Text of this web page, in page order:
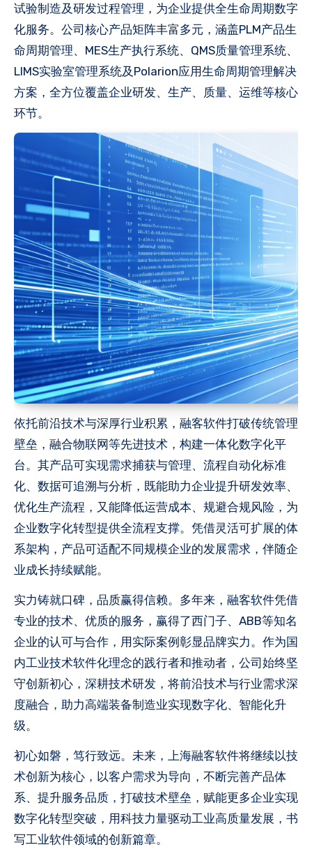
试验制造及研发过程管理，为企业提供全生命周期数字
化服务。公司核心产品矩阵丰富多元，涵盖PLM产品生
命周期管理、MES生产执行系统、QMS质量管理系统、
LIMS实验室管理系统及Polarion应用生命周期管理解决
方案，全方位覆盖企业研发、生产、质量、运维等核心
环节。
依托前沿技术与深厚行业积累，融客软件打破传统管理
壁垒，融合物联网等先进技术，构建一体化数字化平
台。其产品可实现需求捕获与管理、流程自动化标准
化、数据可追溯与分析，既能助力企业提升研发效率、
优化生产流程，又能降低运营成本、规避合规风险，为
企业数字化转型提供全流程支撑。凭借灵活可扩展的体
系架构，产品可适配不同规模企业的发展需求，伴随企
业成长持续赋能。
实力铸就口碑，品质赢得信赖。多年来，融客软件凭借
专业的技术、优质的服务，赢得了西门子、ABB等知名
企业的认可与合作，用实际案例彰显品牌实力。作为国
内工业技术软件化理念的践行者和推动者，公司始终坚
守创新初心，深耕技术研发，将前沿技术与行业需求深
度融合，助力高端装备制造业实现数字化、智能化升
级。
初心如磐，笃行致远。未来，上海融客软件将继续以技
术创新为核心，以客户需求为导向，不断完善产品体
系、提升服务品质，打破技术壁垒，赋能更多企业实现
数字化转型突破，用科技力量驱动工业高质量发展，书
写工业软件领域的创新篇章。